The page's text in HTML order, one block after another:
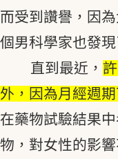
而受到讚譽，因
個男科學家也發現
直到最近，
外，因為月經週
在藥物試驗結果
物，對女性的影